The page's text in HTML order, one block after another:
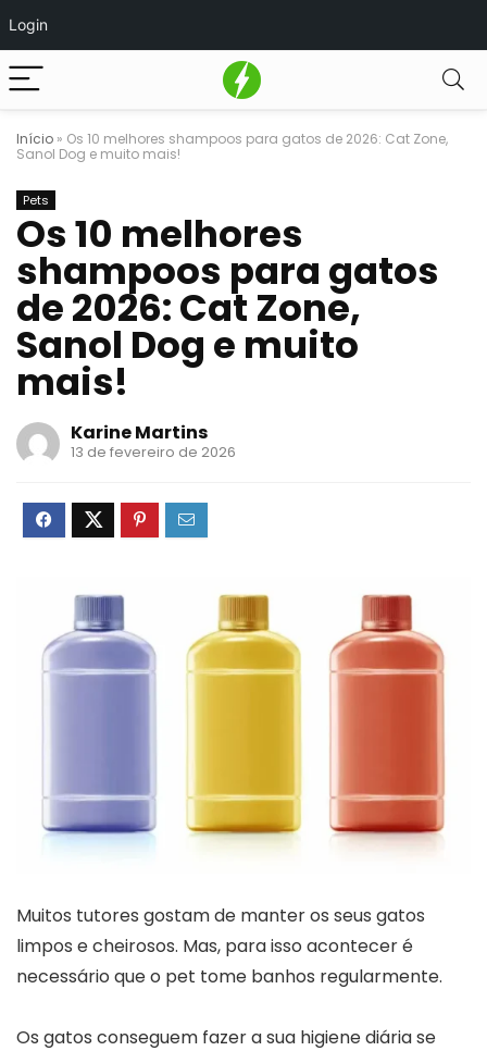
Login
Início » Os 10 melhores shampoos para gatos de 2026: Cat Zone,
Sanol Dog e muito mais!
Pets
Os 10 melhores
shampoos para gatos
de 2026: Cat Zone,
Sanol Dog e muito
mais!
Karine Martins
13 de fevereiro de 2026
Muitos tutores gostam de manter os seus gatos
limpos e cheirosos. Mas, para isso acontecer é
necessário que o pet tome banhos regularmente.
Os gatos conseguem fazer a sua higiene diária se